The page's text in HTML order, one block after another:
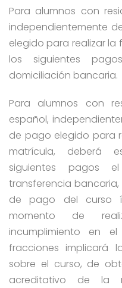
Para alumnos con
independientemente
elegido para realizar la
los siguientes
domiciliación bancaria.
Para alumnos con
español,
de pago elegido para
matrícula, deberá
siguientes pagos
transferencia bancaria,
de pago del curso
momento de
incumplimiento en
fracciones implicará
sobre el curso, de
acreditativo de la